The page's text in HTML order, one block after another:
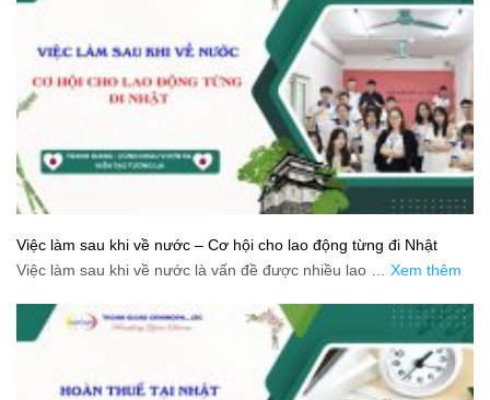
Việc làm sau khi về nước – Cơ hội cho lao động từng đi Nhật
Việc làm sau khi về nước là vấn đề được nhiều lao … Xem thêm